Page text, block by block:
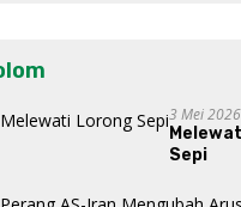
3 Mei 2026
Sepi